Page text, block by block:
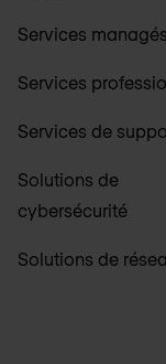
Services managés
Services
Services de
Solutions de
cybersécurité
Solutions de